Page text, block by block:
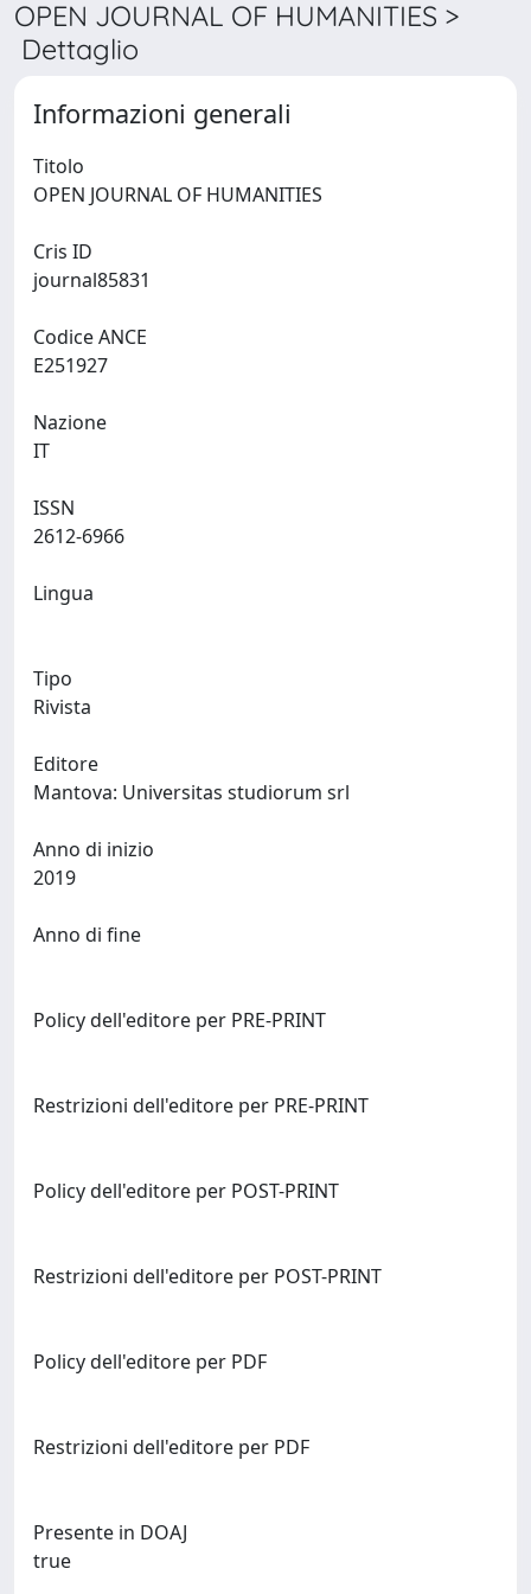
OPEN JOURNAL OF HUMANITIES >
Dettaglio
Informazioni generali
Titolo
Cris ID
Codice ANCE
Nazione
ISSN
Lingua
Tipo
Rivista
Editore
Anno di inizio
Anno di fine
Policy dell'editore per PRE-PRINT
Restrizioni dell'editore per PRE-PRINT
Policy dell'editore per POST-PRINT
Restrizioni dell'editore per POST-PRINT
Policy dell'editore per PDF
Restrizioni dell'editore per PDF
Presente in DOAJ